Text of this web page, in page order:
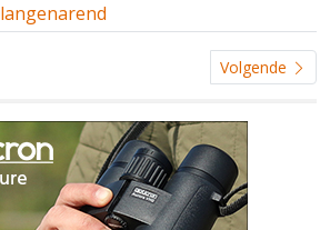
Volgende